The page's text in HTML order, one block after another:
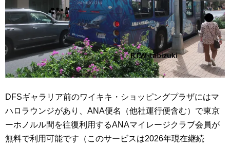
DFSギャラリア前のワイキキ・ショッピングプラザにはマ
ハロラウンジがあり、ANA便名（他社運行便含む）で東京
ーホノルル間を往復利用するANAマイレージクラブ会員が
無料で利用可能です（このサービスは2026年現在継続